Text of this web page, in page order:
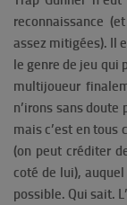
reconnaissance
assez mitigées). Il
le genre de jeu qui
multijoueur
n’irons sans doute
mais c’est en tous
(on peut créditer
coté de lui),
possible. Qui sait.